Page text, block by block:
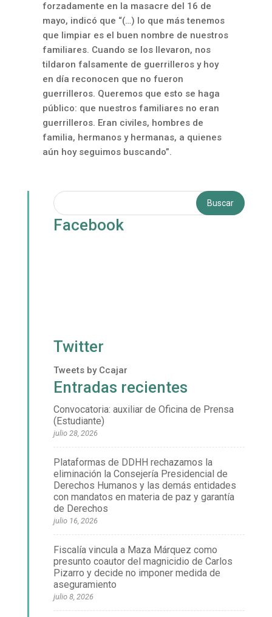
forzadamente en la masacre del 16 de
mayo, indicó que “(…) lo que más tenemos
que limpiar es el buen nombre de nuestros
familiares. Cuando se los llevaron, nos
tildaron falsamente de guerrilleros y hoy
en día reconocen que no fueron
guerrilleros. Queremos que esto se haga
público: que nuestros familiares no eran
guerrilleros. Eran civiles, hombres de
familia, hermanos y hermanas, a quienes
aún hoy seguimos buscando”.
Facebook
Twitter
Tweets by Ccajar
Entradas recientes
Convocatoria: auxiliar de Oficina de Prensa
(Estudiante)
julio 28, 2026
Plataformas de DDHH rechazamos la
eliminación la Consejería Presidencial de
Derechos Humanos y las demás entidades
con mandatos en materia de paz y garantía
de Derechos
julio 16, 2026
Fiscalía vincula a Maza Márquez como
presunto coautor del magnicidio de Carlos
Pizarro y decide no imponer medida de
aseguramiento
julio 8, 2026